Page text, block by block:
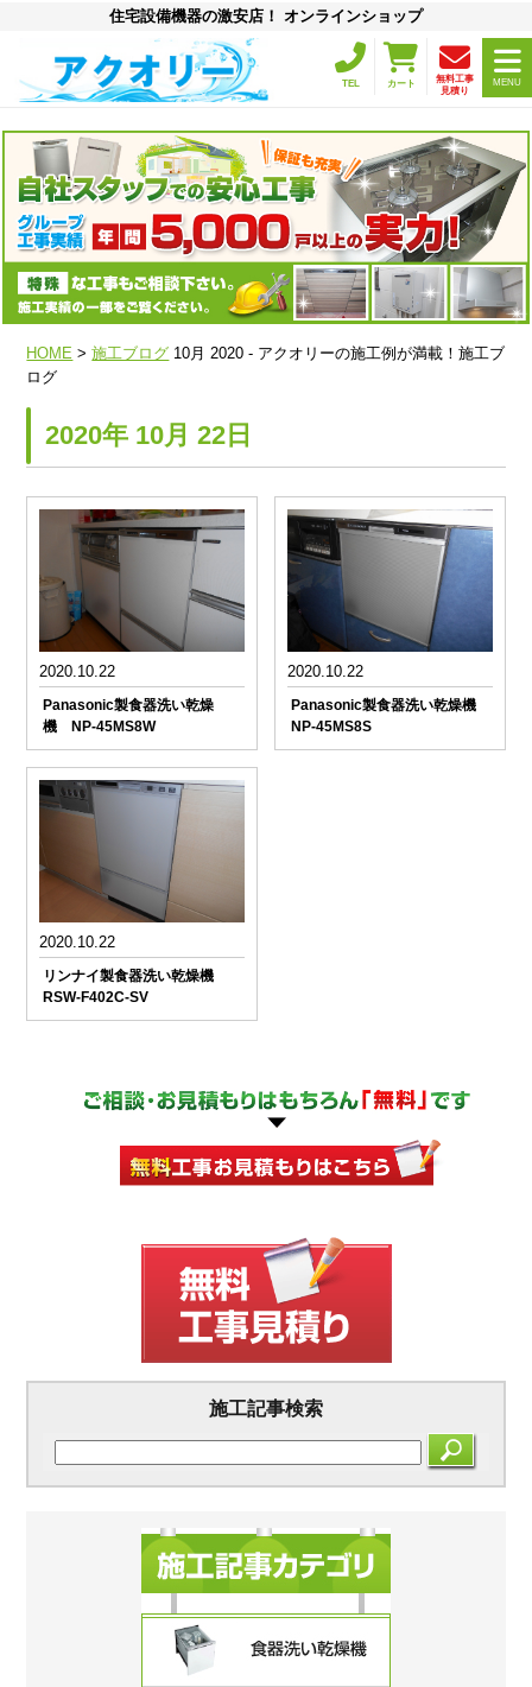
住宅設備機器の激安店！ オンラインショップ
TEL カート
無料工事
見積り
MENU
HOME >施工ブログ 10月 2020 - アクオリーの施工例が満載！施工ブ
ログ
2020年 10月 22日
2020.10.22
Panasonic製食器洗い乾燥
機 NP-45MS8W
2020.10.22
Panasonic製食器洗い乾燥機
NP-45MS8S
2020.10.22
リンナイ製食器洗い乾燥機
RSW-F402C-SV
施工記事検索